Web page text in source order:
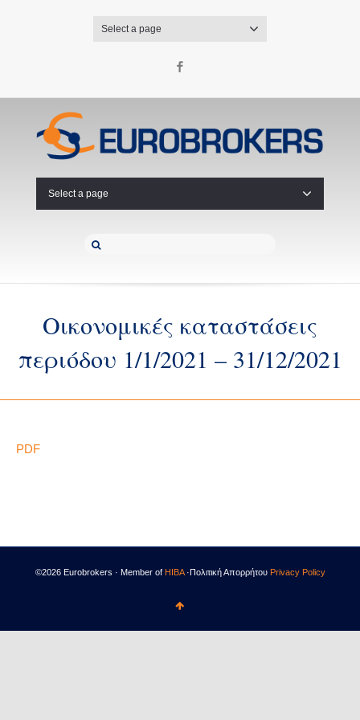
Select a page
Select a page
Οικονομικές καταστάσεις
περιόδου 1/1/2021 – 31/12/2021
PDF
©2026 Eurobrokers · Member of HIBA·Πολιτική Απορρήτου Privacy Policy